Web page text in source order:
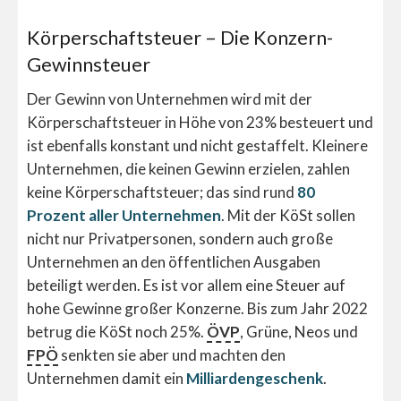
Körperschaftsteuer – Die Konzern-
Gewinnsteuer
Der Gewinn von Unternehmen wird mit der
Körperschaftsteuer in Höhe von 23% besteuert und
ist ebenfalls konstant und nicht gestaffelt. Kleinere
Unternehmen, die keinen Gewinn erzielen, zahlen
keine Körperschaftsteuer; das sind rund 80
Prozent aller Unternehmen. Mit der KöSt sollen
nicht nur Privatpersonen, sondern auch große
Unternehmen an den öffentlichen Ausgaben
beteiligt werden. Es ist vor allem eine Steuer auf
hohe Gewinne großer Konzerne. Bis zum Jahr 2022
betrug die KöSt noch 25%. ÖVP, Grüne, Neos und
FPÖsenkten sie aber und machten den
Unternehmen damit ein Milliardengeschenk.